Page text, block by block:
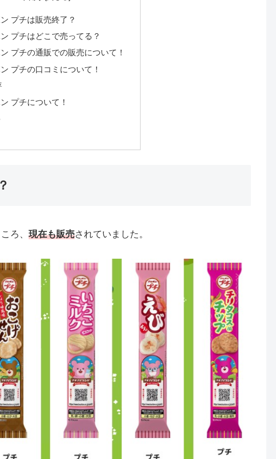
プチは販売終了？
プチはどこで売ってる？
プチの通販での販売について！
プチの口コミについて！
プチについて！
ろ、 現在も販売されていました。